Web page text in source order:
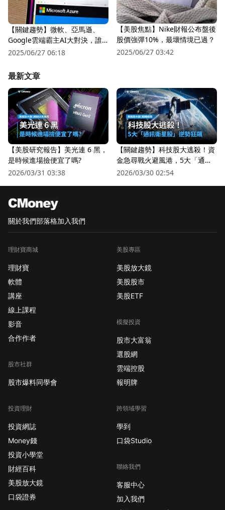
【關鍵趨勢】微軟、亞馬遜、
Google雲端霸主AI大對決，誰
更有投資價值？
2025/06/27 06:18
【美股焦點】Nike財報公布盤後
股價強彈10%，最壞情境已過？
2025/06/27 03:42
最新文章
【美股研究報告】美光連 6 黑，
是時候進場撿便宜了嗎?
2026/03/31 03:38
【關鍵趨勢】科技股大逃殺！資
金急尋戰火避風港，5大「通訊
衛星股」逆勢狂飆
2026/03/30 02:54
關於我們部落格加入我們
理財寶商城
理財寶
軟體
講座
線上課程
影音
合作作者
股市社群
股市爆料同學會
投資理財
投資網誌
Money錢
投資小學堂
財經百科
美股放大鏡
口袋證券
美股專區
美股放大鏡
美股股市
美股ETF
模擬投資
股市大富翁
選股網
雲端控股
報明牌
跨領域學習
學到
口袋Studio
聯絡我們
客服中心
加入我們